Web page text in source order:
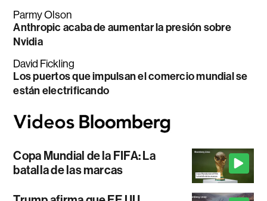
Parmy Olson
Anthropic acaba de aumentar la presión sobre
Nvidia
David Fickling
Los puertos que impulsan el comercio mundial se
están electrificando
Copa Mundial de la FIFA: La
batalla de las marcas